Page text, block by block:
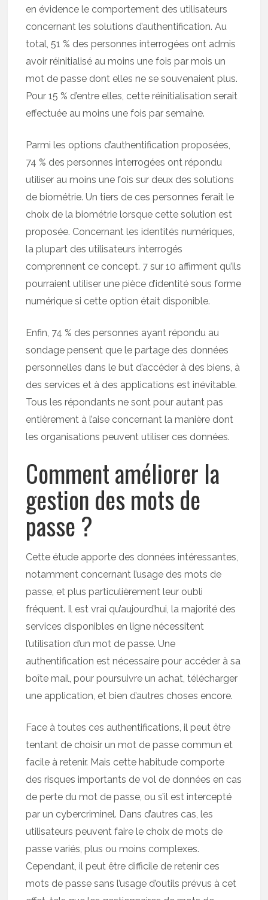
en évidence le comportement des utilisateurs
concernant les solutions d’authentification. Au
total, 51 % des personnes interrogées ont admis
avoir réinitialisé au moins une fois par mois un
mot de passe dont elles ne se souvenaient plus.
Pour 15 % d’entre elles, cette réinitialisation serait
effectuée au moins une fois par semaine.
Parmi les options d’authentification proposées,
74 % des personnes interrogées ont répondu
utiliser au moins une fois sur deux des solutions
de biométrie. Un tiers de ces personnes ferait le
choix de la biométrie lorsque cette solution est
proposée. Concernant les identités numériques,
la plupart des utilisateurs interrogés
comprennent ce concept. 7 sur 10 affirment qu’ils
pourraient utiliser une pièce d’identité sous forme
numérique si cette option était disponible.
Enfin, 74 % des personnes ayant répondu au
sondage pensent que le partage des données
personnelles dans le but d’accéder à des biens, à
des services et à des applications est inévitable.
Tous les répondants ne sont pour autant pas
entièrement à l’aise concernant la manière dont
les organisations peuvent utiliser ces données.
Comment améliorer la
gestion des mots de
passe ?
Cette étude apporte des données intéressantes,
notamment concernant l’usage des mots de
passe, et plus particulièrement leur oubli
fréquent. Il est vrai qu’aujourd’hui, la majorité des
services disponibles en ligne nécessitent
l’utilisation d’un mot de passe. Une
authentification est nécessaire pour accéder à sa
boîte mail, pour poursuivre un achat, télécharger
une application, et bien d’autres choses encore.
Face à toutes ces authentifications, il peut être
tentant de choisir un mot de passe commun et
facile à retenir. Mais cette habitude comporte
des risques importants de vol de données en cas
de perte du mot de passe, ou s’il est intercepté
par un cybercriminel. Dans d’autres cas, les
utilisateurs peuvent faire le choix de mots de
passe variés, plus ou moins complexes.
Cependant, il peut être difficile de retenir ces
mots de passe sans l’usage d’outils prévus à cet